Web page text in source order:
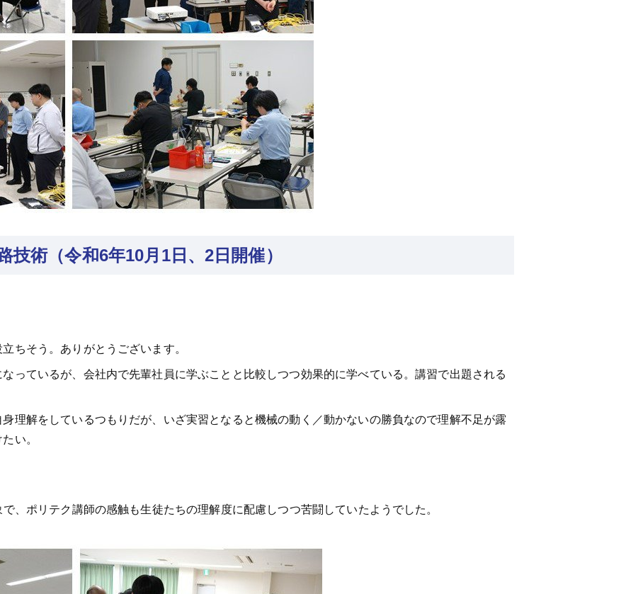
術（令和6年10月1日、2日開催）
ちそう。ありがとうございます。
っているが、会社内で先輩社員に学ぶことと比較しつつ効果的に学べている。講習で出題される
理解をしているつもりだが、いざ実習となると機械の動く／動かないの勝負なので理解不足が露
い。
、ポリテク講師の感触も生徒たちの理解度に配慮しつつ苦闘していたようでした。